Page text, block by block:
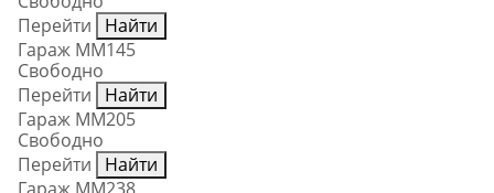
Перейти
Найти
Гараж ММ145
Свободно
Перейти
Найти
Гараж ММ205
Свободно
Перейти
Найти